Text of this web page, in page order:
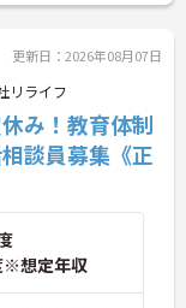
更新日：2026年08月07日
リライフ
み！教育体制
談員募集《正
※想定年収